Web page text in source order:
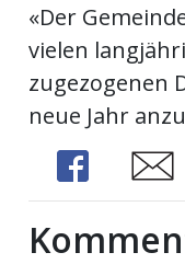
«Der
vielen
zugezogenen
neue Jahr
Share
Share